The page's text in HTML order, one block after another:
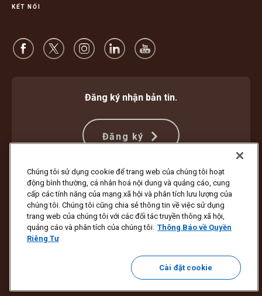
KẾT NỐI
Đăng ký nhận bản tin.
Đăng ký
Bảo vệ Chống Lừa đảo
Điều khoản và Điều kiện
Điều Khoản Sử Dụng Trang Web
Thông Báo về Quyền Riêng Tư
Cài đặt Cookie
Bản quyền ©1994 - 2026 United Parcel Service of America, Inc. Bảo lưu
mọi quyền. Bạn không muốn nhận tin tức cập nhật qua email?
Hủy đăng ký tại đây
Để cập nhật tất cả các tùy chọn email khác của UPS hoặc hủy đăng ký
nhận email tiếp thị của UPS, hãy nhấp vào đây.
Chúng tôi sử dụng cookie để trang web của chúng tôi hoạt
động bình thường, cá nhân hoá nội dung và quảng cáo, cung
cấp các tính năng của mạng xã hội và phân tích lưu lượng của
chúng tôi. Chúng tôi cũng chia sẻ thông tin về việc sử dụng
trang web của chúng tôi với các đối tác truyền thông xã hội,
quảng cáo và phân tích của chúng tôi. Thông Báo về Quyền
Riêng Tư
Cài đặt cookie